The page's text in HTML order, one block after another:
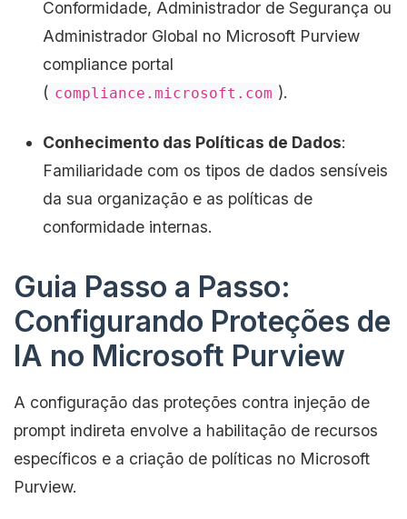
Conformidade, Administrador de Segurança ou
Administrador Global no Microsoft Purview
compliance portal
( compliance.microsoft.com ).
Conhecimento das Políticas de Dados:
Familiaridade com os tipos de dados sensíveis
da sua organização e as políticas de
conformidade internas.
Guia Passo a Passo:
Configurando Proteções de
IA no Microsoft Purview
A configuração das proteções contra injeção de
prompt indireta envolve a habilitação de recursos
específicos e a criação de políticas no Microsoft
Purview.